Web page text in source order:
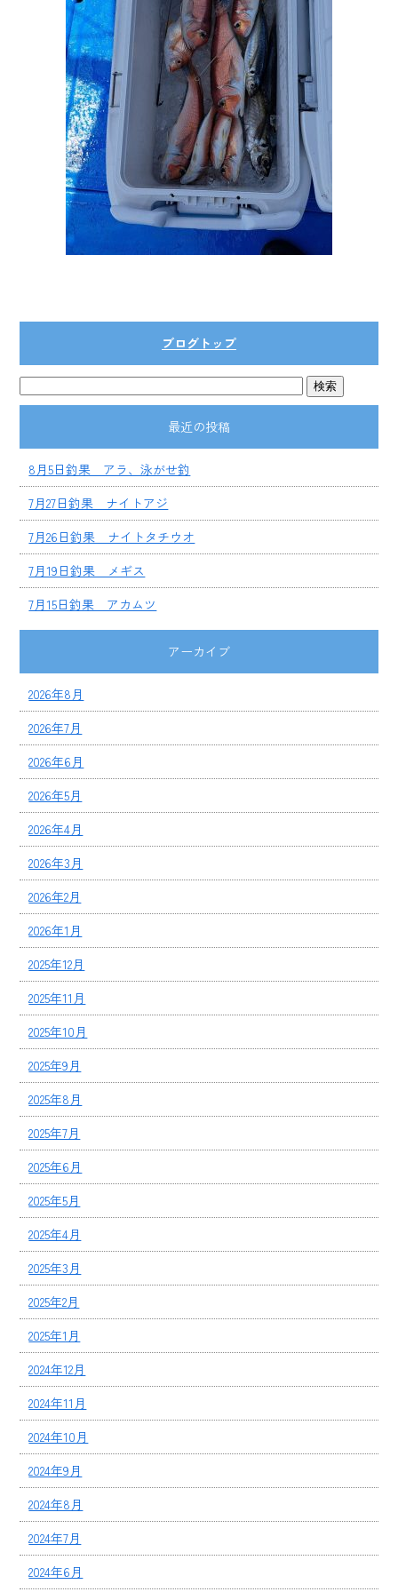
ブログトップ
最近の投稿
8月5日釣果 アラ、泳がせ釣
7月27日釣果 ナイトアジ
7月26日釣果 ナイトタチウオ
7月19日釣果 メギス
7月15日釣果 アカムツ
アーカイブ
2026年8月
2026年7月
2026年6月
2026年5月
2026年4月
2026年3月
2026年2月
2026年1月
2025年12月
2025年11月
2025年10月
2025年9月
2025年8月
2025年7月
2025年6月
2025年5月
2025年4月
2025年3月
2025年2月
2025年1月
2024年12月
2024年11月
2024年10月
2024年9月
2024年8月
2024年7月
2024年6月